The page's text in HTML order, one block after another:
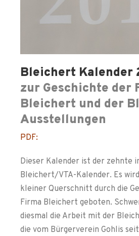
Bleichert Kalender
zur Geschichte der
Bleichert und der
Ausstellungen
PDF:
Dieser Kalender ist der zehnte
Bleichert/VTA-Kalender. Es
kleiner Querschnitt durch die
Firma Bleichert geboten.
diesmal die Arbeit mit der
die vom Bürgerverein Gohlis